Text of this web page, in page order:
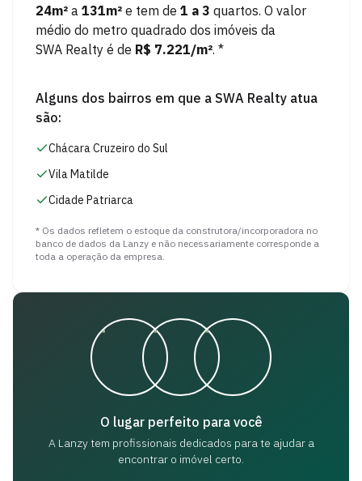
24m² a 131m² e tem de 1 a 3 quartos. O valor
médio do metro quadrado dos imóveis da
SWA Realty é de R$ 7.221/m². *
Alguns dos bairros em que a SWA Realty atua
são:
Chácara Cruzeiro do Sul
Vila Matilde
Cidade Patriarca
* Os dados refletem o estoque da construtora/incorporadora no
banco de dados da Lanzy e não necessariamente corresponde a
toda a operação da empresa.
O lugar perfeito para você
A Lanzy tem profissionais dedicados parate ajudar a
encontrar o imóvel certo.